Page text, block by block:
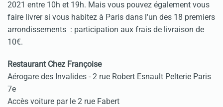
2021 entre 10h et 19h. Mais vous pouvez également vous
faire livrer si vous habitez à Paris dans l'un des 18 premiers
arrondissements : participation aux frais de livraison de
10€.
Restaurant Chez Françoise
Aérogare des Invalides - 2 rue Robert Esnault Pelterie Paris
7e
Accès voiture par le 2 rue Fabert